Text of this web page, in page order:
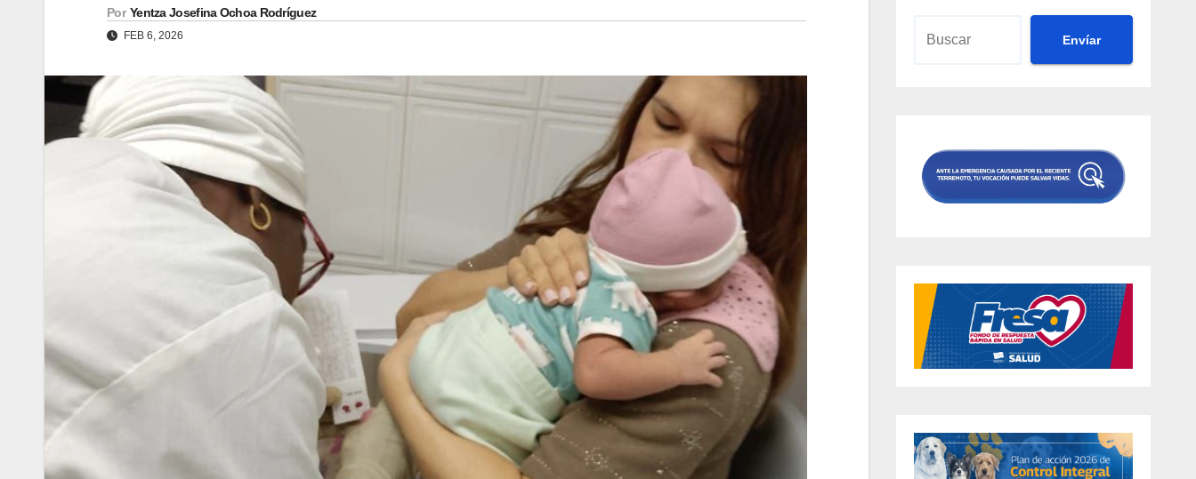
Por Yentza Josefina Ochoa Rodríguez
FEB 6, 2026 Envíar